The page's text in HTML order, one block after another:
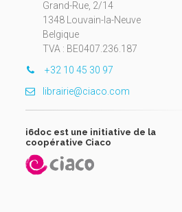
Grand-Rue, 2/14
1348 Louvain-la-Neuve
Belgique
TVA : BE0407.236.187
+32 10 45 30 97
librairie@ciaco.com
i6doc est une initiative de la
coopérative Ciaco